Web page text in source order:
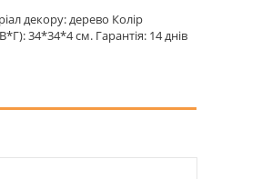
декору: дерево Колір
34*34*4 см. Гарантія: 14 днів